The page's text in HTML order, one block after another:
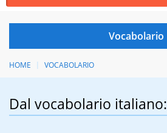
HOME VOCABOLARIO
Dal vocabolario italiano: